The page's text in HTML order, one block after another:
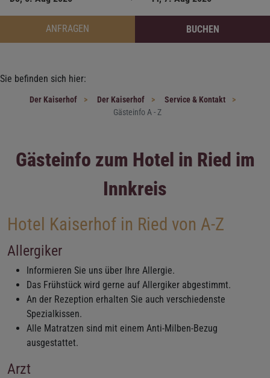
ANFRAGEN BUCHEN
Sie befinden sich hier:
Der Kaiserhof Der Kaiserhof
Service & Kontakt
Gästeinfo A - Z
Gästeinfo zum Hotel in Ried im
Innkreis
Hotel Kaiserhof in Ried von A-Z
Allergiker
Informieren Sie uns über Ihre Allergie.
Das Frühstück wird gerne auf Allergiker abgestimmt.
An der Rezeption erhalten Sie auch verschiedenste
Spezialkissen.
Alle Matratzen sind mit einem Anti-Milben-Bezug
ausgestattet.
Arzt